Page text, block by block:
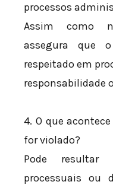
processos
Assim como
assegura que
respeitado em
responsabilidade
4. O que
for violado?
Pode
processuais ou